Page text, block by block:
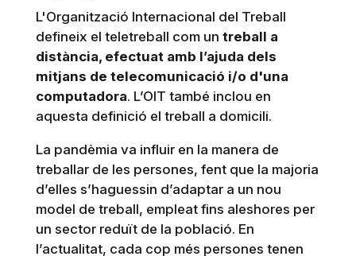
L'Organització Internacional del Treball
defineix el teletreball com un treball a
distància, efectuat amb l’ajuda dels
mitjans de telecomunicació i/o d'una
computadora. L’OIT també inclou en
aquesta definició el treball a domicili.
La pandèmia va influir en la manera de
treballar de les persones, fent que la majoria
d’elles s’haguessin d’adaptar a un nou
model de treball, empleat fins aleshores per
un sector reduït de la població. En
l’actualitat, cada cop més persones tenen